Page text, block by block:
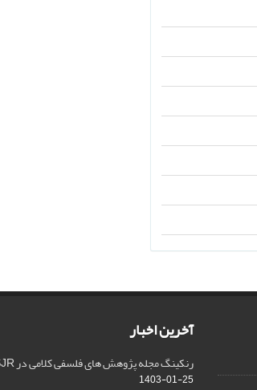
آخرین اخبار
رنکینگ مجله پژوهش های فلسفی کلامی در SJR
1403-01-25